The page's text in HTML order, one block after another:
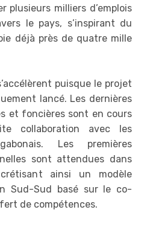
plusieurs milliers d’emplois
le pays, s’inspirant du
déjà près de quatre mille
puisque le projet
lancé. Les dernières
et foncières sont en cours
collaboration avec les
Les premières
sont attendues dans
ainsi un modèle
Sud-Sud basé sur le co-
de compétences.